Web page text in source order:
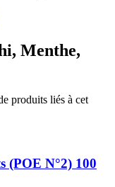
, Menthe,
produits liés à cet
(POE N°2) 100